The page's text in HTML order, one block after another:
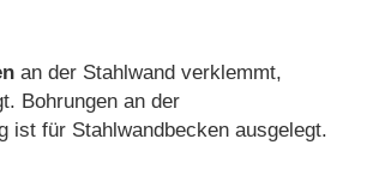
an der Stahlwand verklemmt,
Bohrungen an der
ist für Stahlwandbecken ausgelegt.